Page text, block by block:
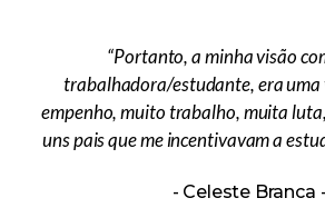
“Portanto, a minha visão
trabalhadora/estudante, era uma
empenho, muito trabalho, muita
uns pais que me incentivavam a
Celeste Branca